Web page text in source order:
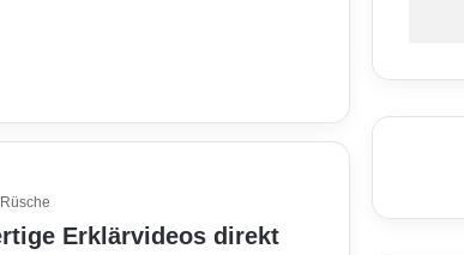
Erklärvideos direkt